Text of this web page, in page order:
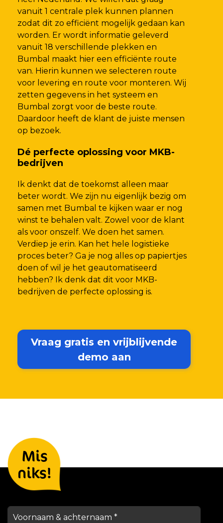
vanuit 1 centrale plek kunnen plannen
zodat dit zo efficiënt mogelijk gedaan kan
worden. Er wordt informatie geleverd
vanuit 18 verschillende plekken en
Bumbal maakt hier een efficiënte route
van. Hierin kunnen we selecteren route
voor levering en route voor monteren. Wij
zetten gegevens in het systeem en
Bumbal zorgt voor de beste route.
Daardoor heeft de klant de juiste mensen
op bezoek.
Dé perfecte oplossing voor MKB-
bedrijven
Ik denkt dat de toekomst alleen maar
beter wordt. We zijn nu eigenlijk bezig om
samen met Bumbal te kijken waar er nog
winst te behalen valt. Zowel voor de klant
als voor onszelf. We doen het samen.
Verdiep je erin. Kan het hele logistieke
proces beter? Ga je nog alles op papiertjes
doen of wil je het geautomatiseerd
hebben? Ik denk dat dit voor MKB-
bedrijven de perfecte oplossing is.
Vraag gratis en vrijblijvende
demo aan
Mis
niks!